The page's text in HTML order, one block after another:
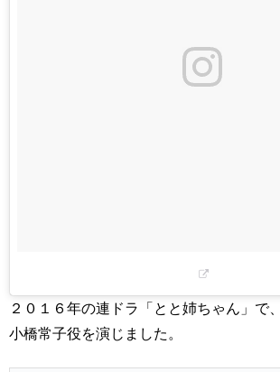
２０１６年の連ドラ「とと姉ちゃん」で
小橋常子役を演じました。